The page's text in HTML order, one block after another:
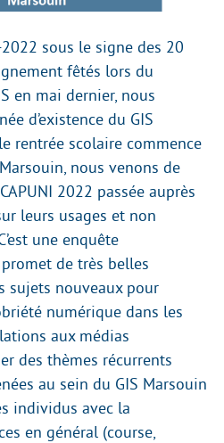
sous le signe des 20
fêtés lors du
en mai dernier, nous
d’existence du GIS
rentrée scolaire commence
nous venons de
2022 passée auprès
leurs usages et non
une enquête
de très belles
sujets nouveaux pour
numérique dans les
aux médias
des thèmes récurrents
au sein du GIS Marsouin
individus avec la
en général (course,